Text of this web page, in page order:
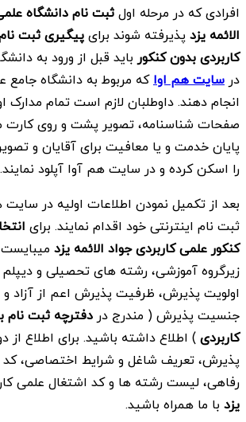
افرادی که در مرحله اولثبت نام دانشگاه
الائمه یزدپذیرفته شوند برایپیگیری ثبت
کاربردی بدون کنکورباید قبل از ورود به
درسایت هم اواکه مربوط به دانشگاه
انجام دهند. داوطلبان لازم است تمام مدارک
صفحات شناسنامه، تصویر پشت و روی کارت
پایان خدمت و یا معافیت برای آقایان و
را اسکن کرده و در سایت هم آوا آپلود نمایند.
بعد از تکمیل نمودن اطلاعات اولیه در
ثبت نام اینترنتی خود اقدام نمایند. برای
کنکور علمی کاربردی جواد الائمه یزد
زيرگروه آموزشی، رشته های تحصيلی و
اولويت پذيرش، ظرفيت پذيرش اعم از آزاد و
جنسيت پذيرش ( مندرج دردفترچه ثبت نام
کاربردی) اطلاع داشته باشید. برای اطلاع از
پذیرش، تعريف شاغل و شرايط اختصاصی، كد
رفاهی، لیست رشته ها و كد اشتغال علمی
یزد با ما همراه باشید.